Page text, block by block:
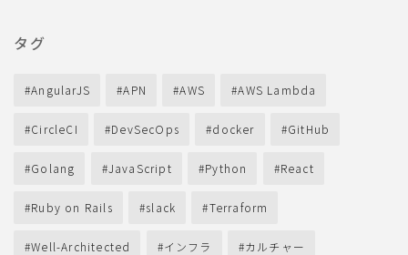
タグ
AngularJS APN AWS AWS Lambda
CircleCI DevSecOps docker GitHub
Golang JavaScript Python React
Ruby on Rails slack Terraform
Well-Architected インフラ カルチャー